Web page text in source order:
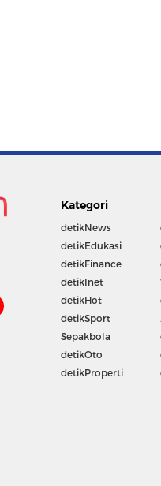
Kategori
detikNews
detikEdukasi
detikFinance
detikInet
detikHot
detikSport
Sepakbola
detikOto
detikProperti